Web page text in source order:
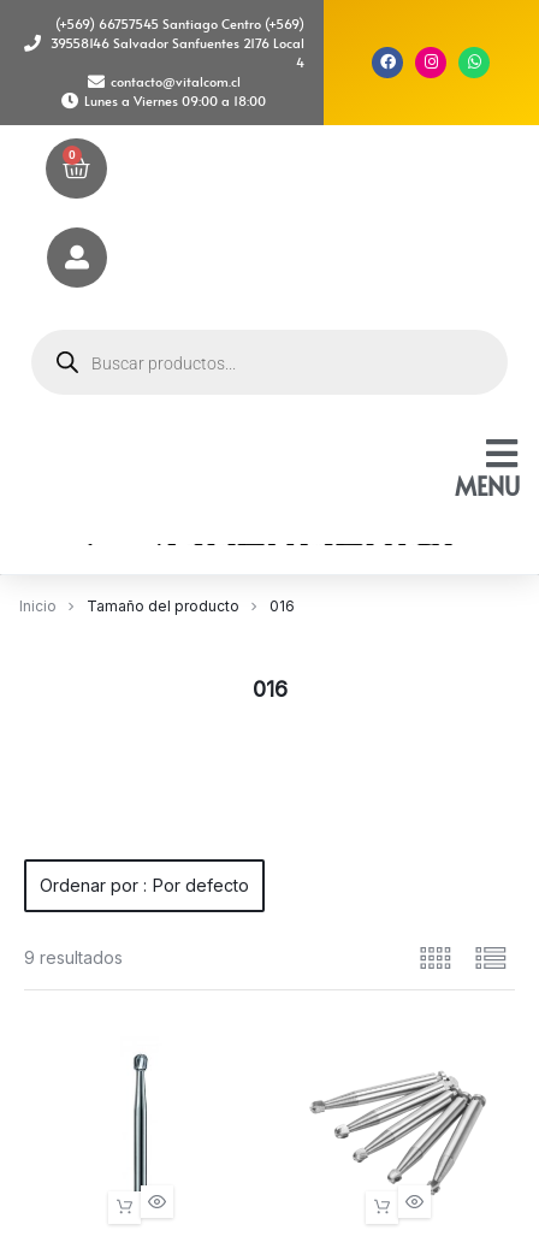
(+569) 66757545 Santiago Centro (+569)
39558146 Salvador Sanfuentes 2176 Local
4
contacto@vitalcom.cl
Lunes a Viernes 09:00 a 18:00
MENU
0
Inicio Tamaño del producto 016
016
Ordenar por : Por defecto
9 resultados